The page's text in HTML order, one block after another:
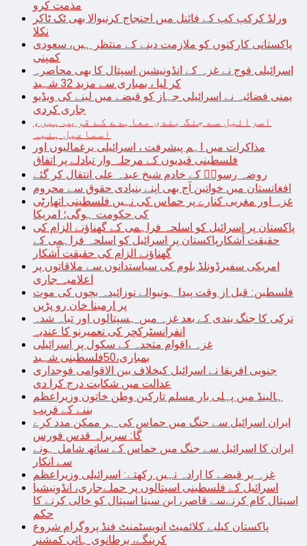
مذمت کرو
ورلڈ کرکپ کپ کے فائنل میں احتجاج کرنیوالا بھی ٹک ٹاکر
نکلا
پاکستانی کارکنوں کو ملازمت دینے کے منتظر ہیں، سعودی
کمپنی
اسرائیلی فوج نے غزہ کے انڈونیشین اسپتال کا بھی محاصرہ
کر لیا ، بمباری سے مزید 32 شہید
یمنی فضائیہ نے اسرائیلی جہاز کو قبضے میں لینے کی ویڈیو
جاری کردی
اسرائیل سے جنگ بندی معاہدے کے قریب ہیں،
اسماعیل ہنیہ
مذاکرات میں اہم پیشرفت ، اسرائیلی یرغمالیوں اور
فلسطینی قیدیوں کے مرحلہ وار تبادلے پر اتفاق
روضہ رسولؐ کے خادم شیخ عبدہ علی انتقال کر گئے
افغانستان میں خواتین آج بھی اپنے بنیادی حقوق سے محروم
غزہ اور مغربی کنارے پر حماس کی نہیں فلسطینی اتھارٹی
کی حکومت ہوگی؛ امریکا
پاکستان پر اسرائیل کو اسلحہ فراہمی کے گھناؤنے الزام کی
حقیقت آشکارپاکستان پر اسرائیل کو اسلحہ فراہمی کے
گھناؤنے الزام کی حقیقت آشکار
امریکی سفیرڈونلڈ بلوم کی سیاستدانوں سے ملاقاتوں پر
اعلامیہ جاری
فلسطین: قبل از وقت پیدا ہونیوالے نوزائیدہ بچوں کی موت
پر ارمینا خان رو پڑیں
ترکی کا جنگ بندی کے بعد غزہ میں ہسپتالوں اور تباہ شدہ
انفرانسٹرکچر کی تعمیرنو کا عندیہ
غزہ ،اقوام متحدہ کے سکول پر اسرائیلی
بمباری،50فلسطینی شہید
جنوبی افریقا نے اسرائیل کیخلاف بین الاقوامی فوجداری
عدالت میں شکایت درج کرا دی
ہالینڈ میں پہلی بار مسلم تارکین وطن خاتون وزیراعظم
بننے کے قریب
ایران اسرائیل سے جنگ میں حماس کی ہر ممکن مدد کرے
گا: سربراہ قدس فورس
ایران کا اسرائیل سے جنگ میں حماس کے ساتھ شامل ہونے
سے انکار
غزہ پر قبضے کا ارادہ نہیں رکھتے: اسرائیلی وزیراعظم
اسرائیل کے فلسطینی اسپتالوں پر حملےجاری، انڈونیشیا
اسپتال کام کرنےسے قاصر، ابن سینا اسپتال کو خالی کرنے کا
حکم
پاکستان کیلیے کلائمیٹ انویسٹمنٹ فنڈ پروگرام شروع
کرینگے، برطانوی ہائی کمشنر